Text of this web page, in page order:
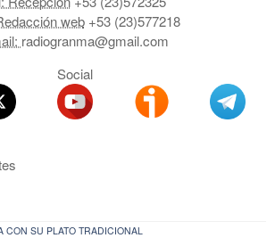
web+53 (23)577218
radiogranma@gmail.com
Social
CON SU PLATO TRADICIONAL